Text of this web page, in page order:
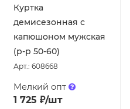
Куртка
демисезонная с
капюшоном мужская
(р-р 50-60)
Арт.: 608668
Мелкий опт
1 725 ₽/шт